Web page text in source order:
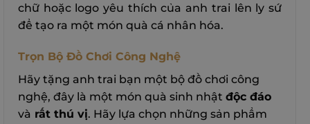
chữ hoặc logo yêu thích của anh trai lên ly sứ
để tạo ra một món quà cá nhân hóa.
Trọn Bộ Đồ Chơi Công Nghệ
Hãy tặng anh trai bạn một bộ đồ chơi công
nghệ, đây là một món quà sinh nhật độc đáo
và rất thú vị. Hãy lựa chọn những sản phẩm